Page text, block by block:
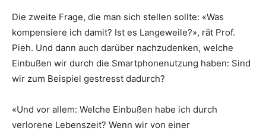
Die zweite Frage, die man sich stellen sollte: «Was
kompensiere ich damit? Ist es Langeweile?», rät Prof.
Pieh. Und dann auch darüber nachzudenken, welche
Einbußen wir durch die Smartphonenutzung haben: Sind
wir zum Beispiel gestresst dadurch?
«Und vor allem: Welche Einbußen habe ich durch
verlorene Lebenszeit? Wenn wir von einer